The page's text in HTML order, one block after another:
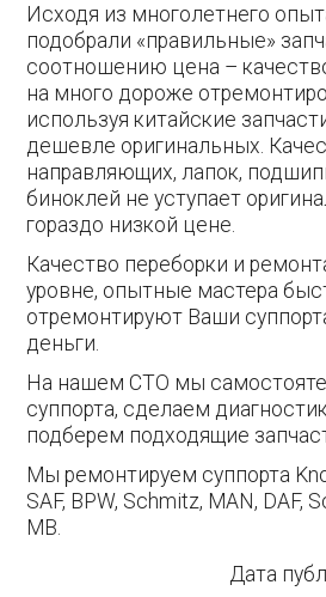
Исходя из многолетнего
подобрали «правильные»
соотношению цена –
на много дороже
используя китайские
дешевле оригинальных.
направляющих, лапок,
биноклей не уступает
гораздо низкой цене.
Качество переборки и
уровне, опытные мастера
отремонтируют Ваши
деньги.
На нашем СТО мы
суппорта, сделаем
подберем подходящие
Мы ремонтируем суппорта
SAF, BPW, Schmitz, MAN, DAF,
MB.
Дата